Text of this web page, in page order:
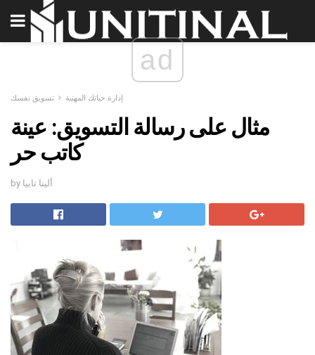
ad
إدارة حياتك المهنية تسويق نفسك
مثال على رسالة التسويق: عينة
كاتب حر
by ألينا تابيا